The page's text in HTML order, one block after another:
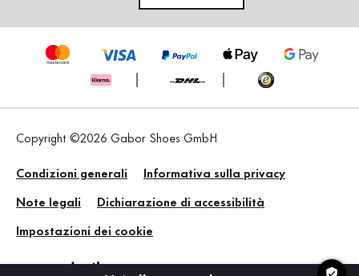
Copyright ©2026 Gabor Shoes GmbH
Condizioni generali Informativa sulla privacy
Note legali Dichiarazione di accessibilità
Impostazioni dei cookie